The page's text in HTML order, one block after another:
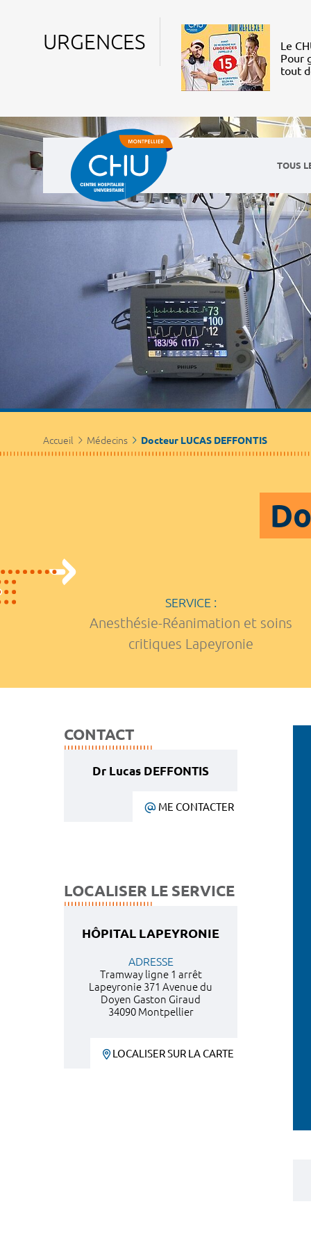
URGENCES
Le
Pour
tout
TOUS
Accueil Médecins Docteur LUCAS DEFFONTIS
SERVICE :
Anesthésie-Réanimation et soins
critiques Lapeyronie
CONTACT
Dr Lucas DEFFONTIS
ME CONTACTER
LOCALISER LE SERVICE
HÔPITAL LAPEYRONIE
ADRESSE
Tramway ligne 1 arrêt
Lapeyronie 371 Avenue du
Doyen Gaston Giraud
34090 Montpellier
LOCALISER SUR LA CARTE